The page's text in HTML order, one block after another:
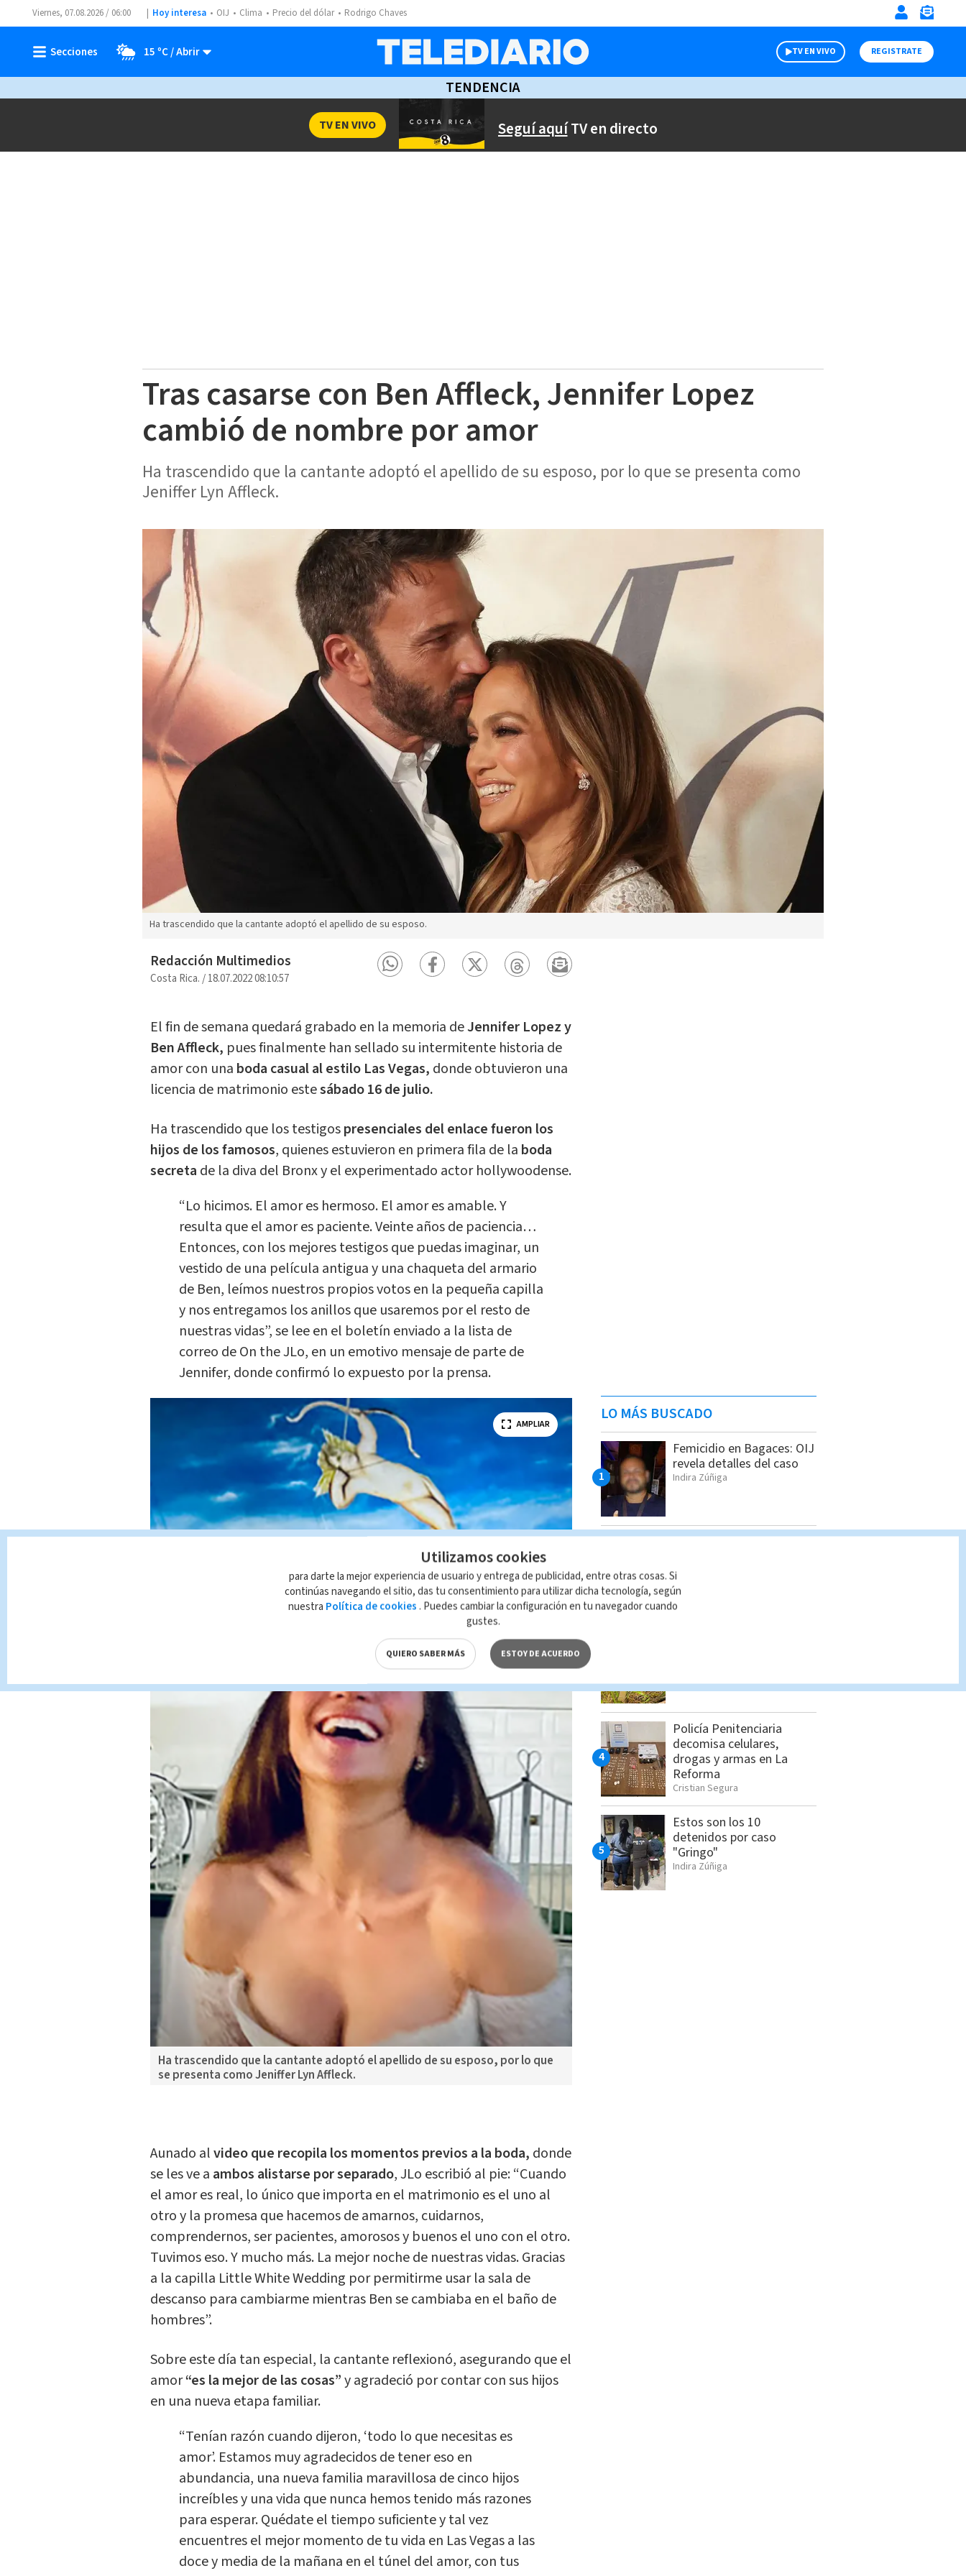
Viernes, 07.08.2026 / 06:00 Hoy interesa OIJ Clima Precio del dólar Rodrigo Chaves
15 ºC TV EN VIVO REGISTRATE
TENDENCIA
Seguí aquíTV en directo
TV EN VIVO
Tras casarse con Ben Affleck, Jennifer Lopez
cambió de nombre por amor
Ha trascendido que la cantante adoptó el apellido de su esposo, por lo que se presenta como
Jeniffer Lyn Affleck.
Ha trascendido que la cantante adoptó el apellido de su esposo.
Redacción Multimedios
Costa Rica./18.07.2022 08:10:57
El fin de semana quedará grabado en la memoria deJennifer Lopez y
Ben Affleck, pues finalmente han sellado su intermitente historia de
amor con una boda casual al estilo Las Vegas, donde obtuvieron una
licencia de matrimonio estesábado 16 de julio.
Ha trascendido que los testigospresenciales del enlace fueron los
hijos de los famosos, quienes estuvieron en primera fila de la boda
secreta de la diva del Bronx y el experimentado actor hollywoodense.
“Lo hicimos. El amor es hermoso. El amor es amable. Y
resulta que el amor es paciente. Veinte años de paciencia…
Entonces, con los mejores testigos que puedas imaginar, un
vestido de una película antigua y una chaqueta del armario
de Ben, leímos nuestros propios votos en la pequeña capilla
y nos entregamos los anillos que usaremos por el resto de
nuestras vidas”, se lee en el boletín enviado a la lista de
correo de On the JLo, en un emotivo mensaje de parte de
Jennifer, donde confirmó lo expuesto por la prensa.
Ha trascendido que la cantante adoptó el apellido de su esposo, por lo que
se presenta como Jeniffer Lyn Affleck.
AMPLIAR
Aunado alvideo que recopila los momentos previos a la boda, donde
se les ve a ambos alistarse por separado, JLo escribió al pie: “Cuando
el amor es real, lo único que importa en el matrimonio es el uno al
otro y la promesa que hacemos de amarnos, cuidarnos,
comprendernos, ser pacientes, amorosos y buenos el uno con el otro.
Tuvimos eso. Y mucho más. La mejor noche de nuestras vidas. Gracias
a la capilla Little White Wedding por permitirme usar la sala de
descanso para cambiarme mientras Ben se cambiaba en el baño de
hombres”.
Sobre este día tan especial, la cantante reflexionó, asegurando que el
amor“es la mejor de las cosas”y agradeció por contar con sus hijos
en una nueva etapa familiar.
“Tenían razón cuando dijeron, ‘todo lo que necesitas es
amor’. Estamos muy agradecidos de tener eso en
abundancia, una nueva familia maravillosa de cinco hijos
increíbles y una vida que nunca hemos tenido más razones
para esperar. Quédate el tiempo suficiente y tal vez
encuentres el mejor momento de tu vida en Las Vegas a las
doce y media de la mañana en el túnel del amor, con tus
LO MÁS BUSCADO
Femicidio en Bagaces: OIJ
revela detalles del caso
Indira Zúñiga
Seis sospechosos
de alias “Diablo” son
detenidos en Jacó
Indira Zúñiga
Indira Zúñiga
Policía Penitenciaria
decomisa celulares,
drogas y armas en La
Reforma
Cristian Segura
Estos son los 10
detenidos por caso
"Gringo"
Indira Zúñiga
Utilizamos cookies
para darte la mejor experiencia de usuario y entrega de publicidad, entre otras cosas. Si
continúas navegando el sitio, das tu consentimiento para utilizar dicha tecnología, según
nuestra Política de cookies . Puedes cambiar la configuración en tu navegador cuando
gustes.
QUIERO SABER MÁS ESTOY DE ACUERDO